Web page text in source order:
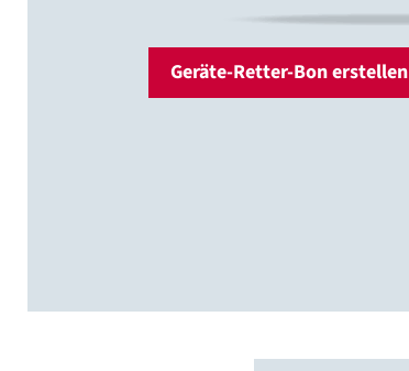
Geräte-Retter-Bon erstellen